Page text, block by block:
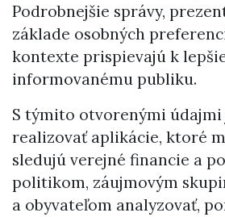
Podrobnejšie správy,
základe osobných
kontexte prispievajú k
informovanému publiku.
S týmito otvorenými údajmi
realizovať aplikácie, ktoré
sledujú verejné financie a
politikom, záujmovým
a obyvateľom analyzovať,